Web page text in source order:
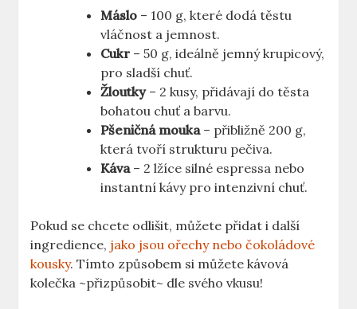
Máslo – 100 g, které dodá těstu
vláčnost a jemnost.
Cukr – 50 g, ideálně jemný krupicový,
pro sladší chuť.
Žloutky– 2 kusy, přidávají do těsta
bohatou chuť a barvu.
Pšeničná mouka– přibližně 200 g,
která tvoří strukturu pečiva.
Káva– 2 lžíce silné espressa nebo
instantní kávy pro intenzivní chuť.
Pokud se chcete odlišit, můžete přidat i další
ingredience, jako jsou ořechy nebo čokoládové
kousky. Tímto způsobem si můžete kávová
kolečka ~přizpůsobit~ dle svého vkusu!